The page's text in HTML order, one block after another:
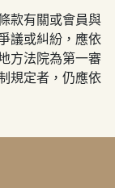
款有關或會員與
議或糾紛，應依
方法院為第一審
規定者，仍應依